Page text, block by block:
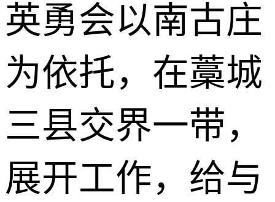
英勇会以南古庄
为依托，在藁城
三县交界一带，
展开工作，给与